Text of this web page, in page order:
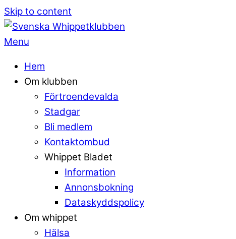
Skip to content
Menu
Hem
Om klubben
Förtroendevalda
Stadgar
Bli medlem
Kontaktombud
Whippet Bladet
Information
Annonsbokning
Dataskyddspolicy
Om whippet
Hälsa